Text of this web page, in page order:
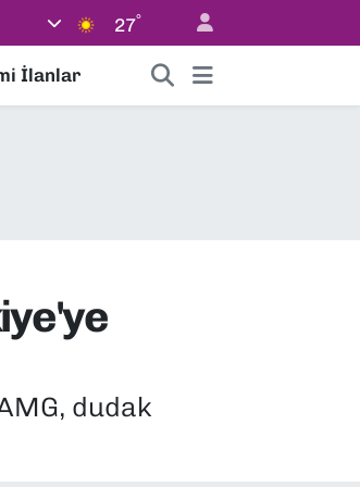
27°
İlanlar
dudak